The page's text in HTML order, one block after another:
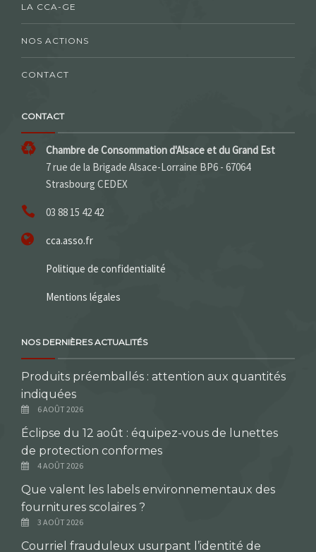
LA CCA-GE
NOS ACTIONS
CONTACT
CONTACT
Chambre de Consommation d'Alsace et du Grand Est
7 rue de la Brigade Alsace-Lorraine BP6 - 67064
Strasbourg CEDEX
03 88 15 42 42
cca.asso.fr
Politique de confidentialité
Mentions légales
NOS DERNIÈRES ACTUALITÉS
Produits préemballés : attention aux quantités
indiquées
6 AOÛT 2026
Éclipse du 12 août : équipez-vous de lunettes
de protection conformes
4 AOÛT 2026
Que valent les labels environnementaux des
fournitures scolaires ?
3 AOÛT 2026
Courriel frauduleux usurpant l’identité de